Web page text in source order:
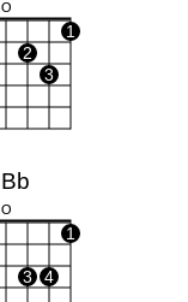
O
1
2
3
Bb
O
1
3 4